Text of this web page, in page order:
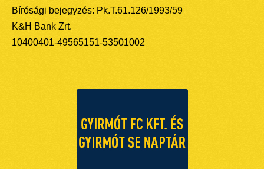
Bírósági bejegyzés: Pk.T.61.126/1993/59
K&H Bank Zrt.
10400401-49565151-53501002